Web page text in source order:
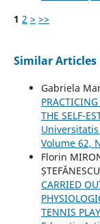
1 2 > >>
Similar Articles
Gabriela
THE SELF-
Volume 62,
Florin
CARRIED
TENNIS